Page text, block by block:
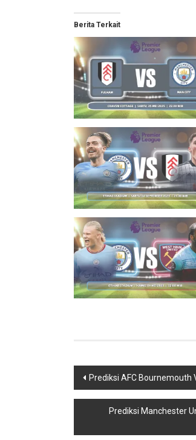
Berita Terkait
Navigasi
pos
Prediksi AFC Bournemouth
Prediksi Manchester